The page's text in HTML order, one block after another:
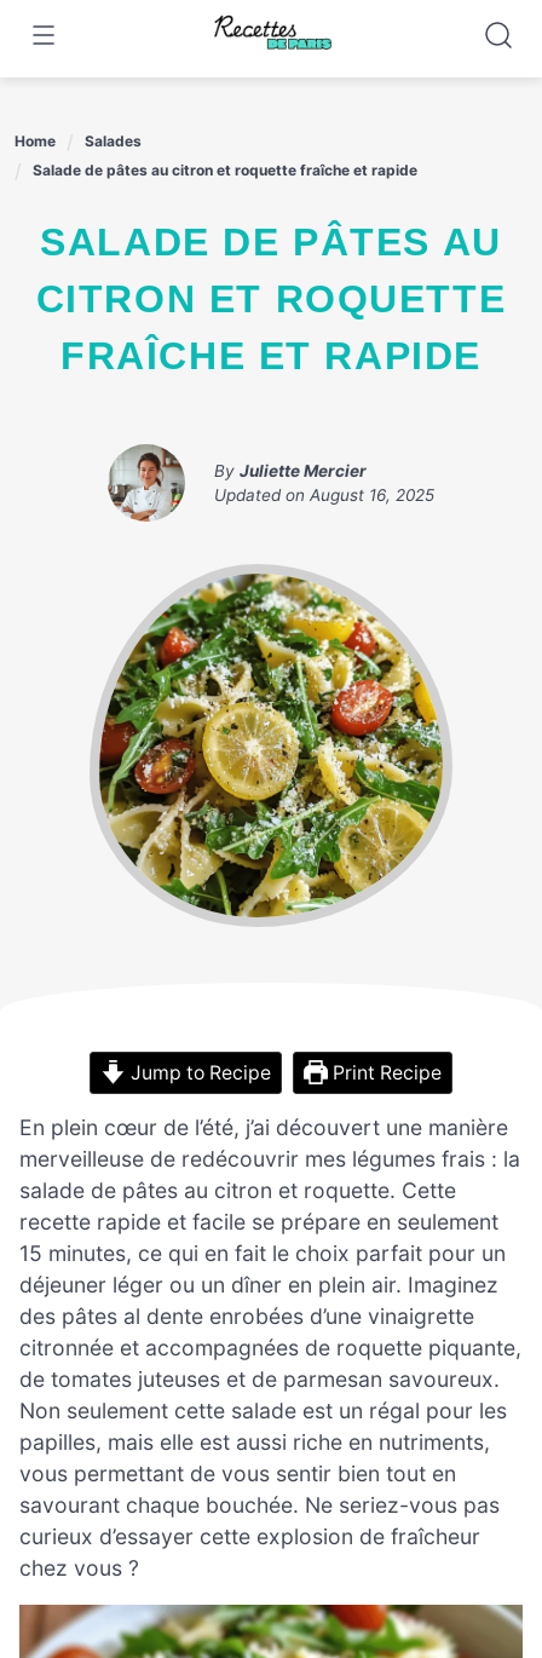
content
Home
Salades
Salade de pâtes au citron et roquette fraîche et rapide
SALADE DE PÂTES AU
CITRON ET ROQUETTE
FRAÎCHE ET RAPIDE
By Juliette Mercier
Updated on August 16, 2025
Jump to Recipe Print Recipe
En plein cœur de l’été, j’ai découvert une manière
merveilleuse de redécouvrir mes légumes frais : la
salade de pâtes au citron et roquette. Cette
recette rapide et facile se prépare en seulement
15 minutes, ce qui en fait le choix parfait pour un
déjeuner léger ou un dîner en plein air. Imaginez
des pâtes al dente enrobées d’une vinaigrette
citronnée et accompagnées de roquette piquante,
de tomates juteuses et de parmesan savoureux.
Non seulement cette salade est un régal pour les
papilles, mais elle est aussi riche en nutriments,
vous permettant de vous sentir bien tout en
savourant chaque bouchée. Ne seriez-vous pas
curieux d’essayer cette explosion de fraîcheur
chez vous ?